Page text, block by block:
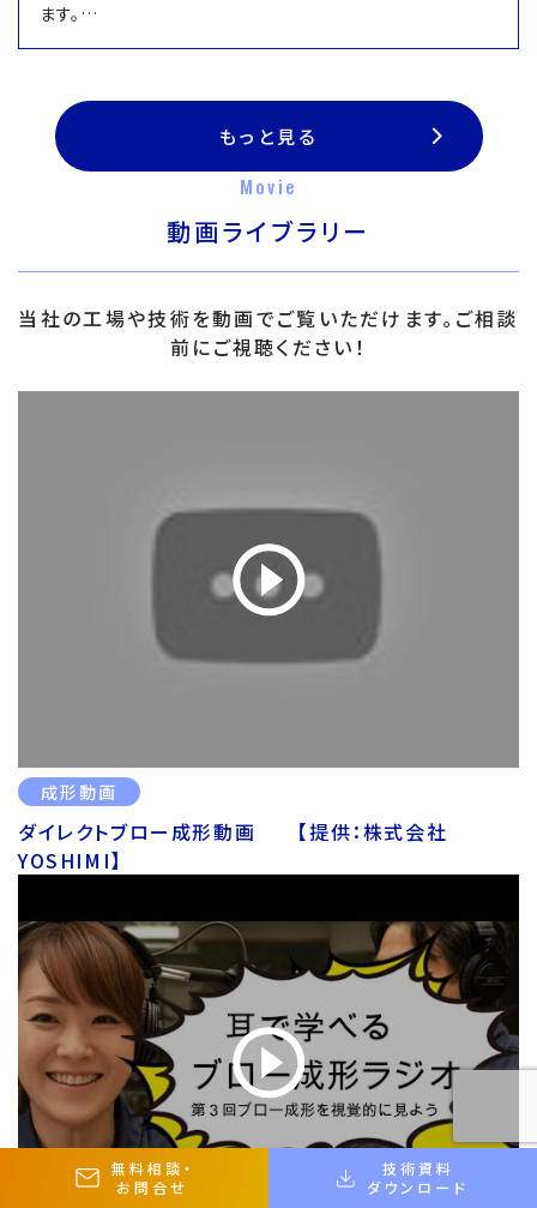
ます。…
もっと見る
Movie
動画ライブラリー
当社の工場や技術を動画でご覧いただけます。ご相談
前にご視聴ください！
成形動画
ダイレクトブロー成形動画 【提供：株式会社
YOSHIMI】
無料相談 ・
お問合せ
技術資料
ダウンロード